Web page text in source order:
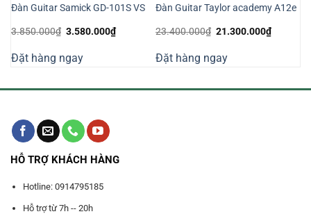
Đàn Guitar Samick GD-101S VS
3.850.000₫ Giá
3.850.000₫.
3.580.000₫Giá
hiện
3.580.000₫.
Đặt hàng ngay
Đàn Guitar Taylor academy A12e
23.400.000₫ Giá
23.400.000₫.
21.300.000₫Giá
hiện
Đặt hàng ngay
HỖ TRỢ KHÁCH HÀNG
Hotline: 0914795185
Hỗ trợ từ 7h -- 20h